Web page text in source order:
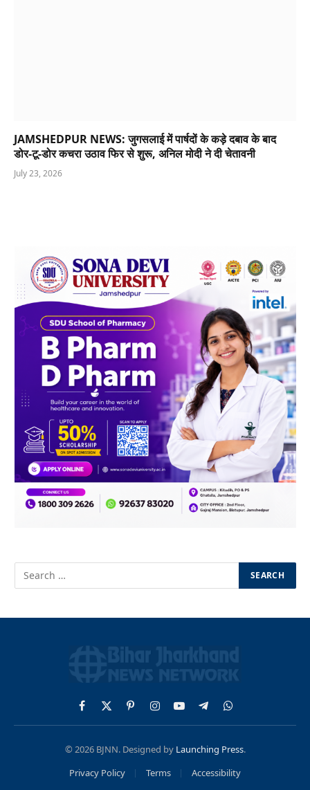
JAMSHEDPUR NEWS: जुगसलाई में पार्षदों के कड़े दबाव के बाद
डोर-टू-डोर कचरा उठाव फिर से शुरू, अनिल मोदी ने दी चेतावनी
July 23, 2026
Facebook
X
(Twitter)
PinterestInstagram
YouTubeTelegramWhatsApp
© 2026 BJNN. Designed by Launching Press.
Privacy Policy
Terms Accessibility